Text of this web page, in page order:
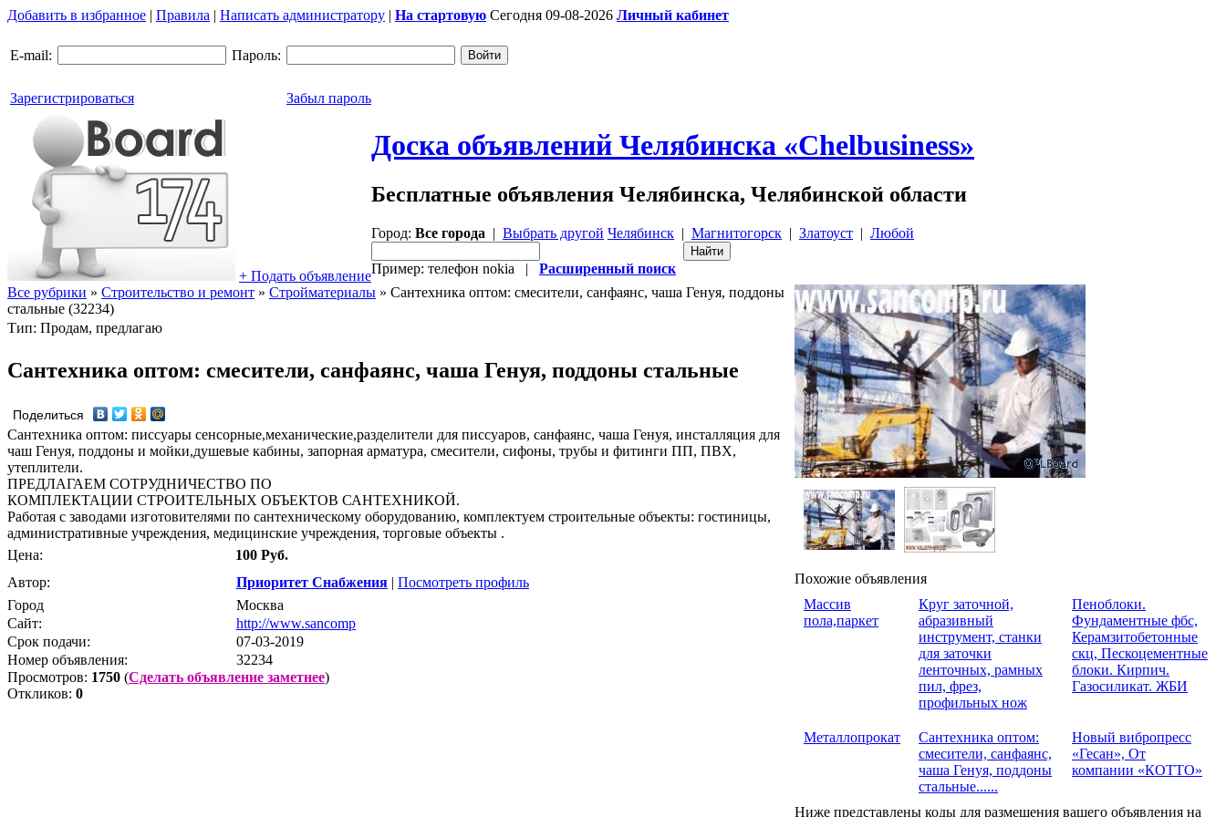
Добавить в избранное | Правила | Написать администратору | На стартовую Сегодня 09-08-2026 Личный кабинет
E-mail: Пароль:
Зарегистрироваться Забыл пароль
+ Подать объявление
Доска объявлений Челябинска «Chelbusiness»
Бесплатные объявления Челябинска, Челябинской области
Город: Все города | Выбрать другой Челябинск | Магнитогорск | Златоуст | Любой
Пример: телефон nokia | Расширенный поиск
Все рубрики » Строительство и ремонт » Стройматериалы » Сантехника оптом: смесители, санфаянс, чаша Генуя, поддоны
стальные (32234)
Тип: Продам, предлагаю
Сантехника оптом: смесители, санфаянс, чаша Генуя, поддоны стальные
Поделиться
Сантехника оптом: писсуары сенсорные,механические,разделители для писсуаров, санфаянс, чаша Генуя, инсталляция для
чаш Генуя, поддоны и мойки,душевые кабины, запорная арматура, смесители, сифоны, трубы и фитинги ПП, ПВХ,
утеплители.
ПРЕДЛАГАЕМ СОТРУДНИЧЕСТВО ПО
КОМПЛЕКТАЦИИ СТРОИТЕЛЬНЫХ ОБЪЕКТОВ САНТЕХНИКОЙ.
Работая с заводами изготовителями по сантехническому оборудованию, комплектуем строительные объекты: гостиницы,
административные учреждения, медицинские учреждения, торговые объекты .
Цена:
100 Руб.
Автор:
Приоритет Снабжения | Посмотреть профиль
Город
Москва
Сайт:
http://www.sancomp
Срок подачи:
07-03-2019
Номер объявления:
32234
Просмотров: 1750 (Сделать объявление заметнее)
Откликов: 0
Похожие объявления
Массив
пола,паркет
Круг заточной,
абразивный
инструмент, станки
для заточки
ленточных, рамных
пил, фрез,
профильных нож
Пеноблоки.
Фундаментные фбс,
Керамзитобетонные
скц, Пескоцементные
блоки. Кирпич.
Газосиликат. ЖБИ
Металлопрокат
Сантехника оптом:
смесители, санфаянс,
чаша Генуя, поддоны
стальные......
Новый вибропресс
«Гесан», Oт
компании «КОТТО»
Ниже представлены коды для размещения вашего объявления на